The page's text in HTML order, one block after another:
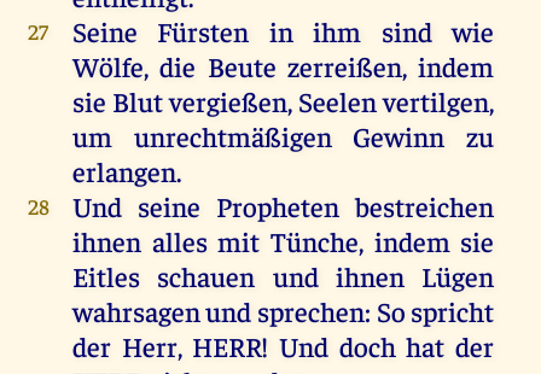
27 Seine Fürsten in ihm sind wie
Wölfe,die Beute zerreißen,indem
sie Blutvergießen, Seelenvertilgen,
um unrechtmäßigen Gewinn
zu
erlangen.
28 Und seine Propheten bestreichen
ihnen alles mit Tünche, indem sie
Eitles schauen und ihnen Lügen
wahrsagenund sprechen: So spricht
der Herr, HERR!Und doch hat der